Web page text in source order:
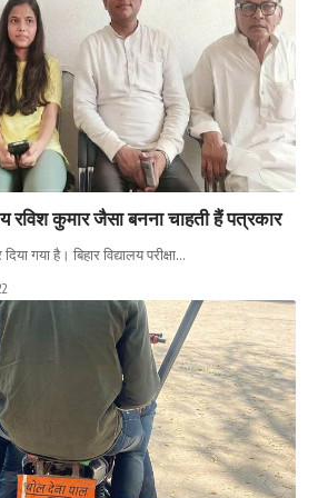
रविश कुमार जैसा बनना चाहती हैं पत्रकार
गया है। बिहार विद्यालय परीक्षा…